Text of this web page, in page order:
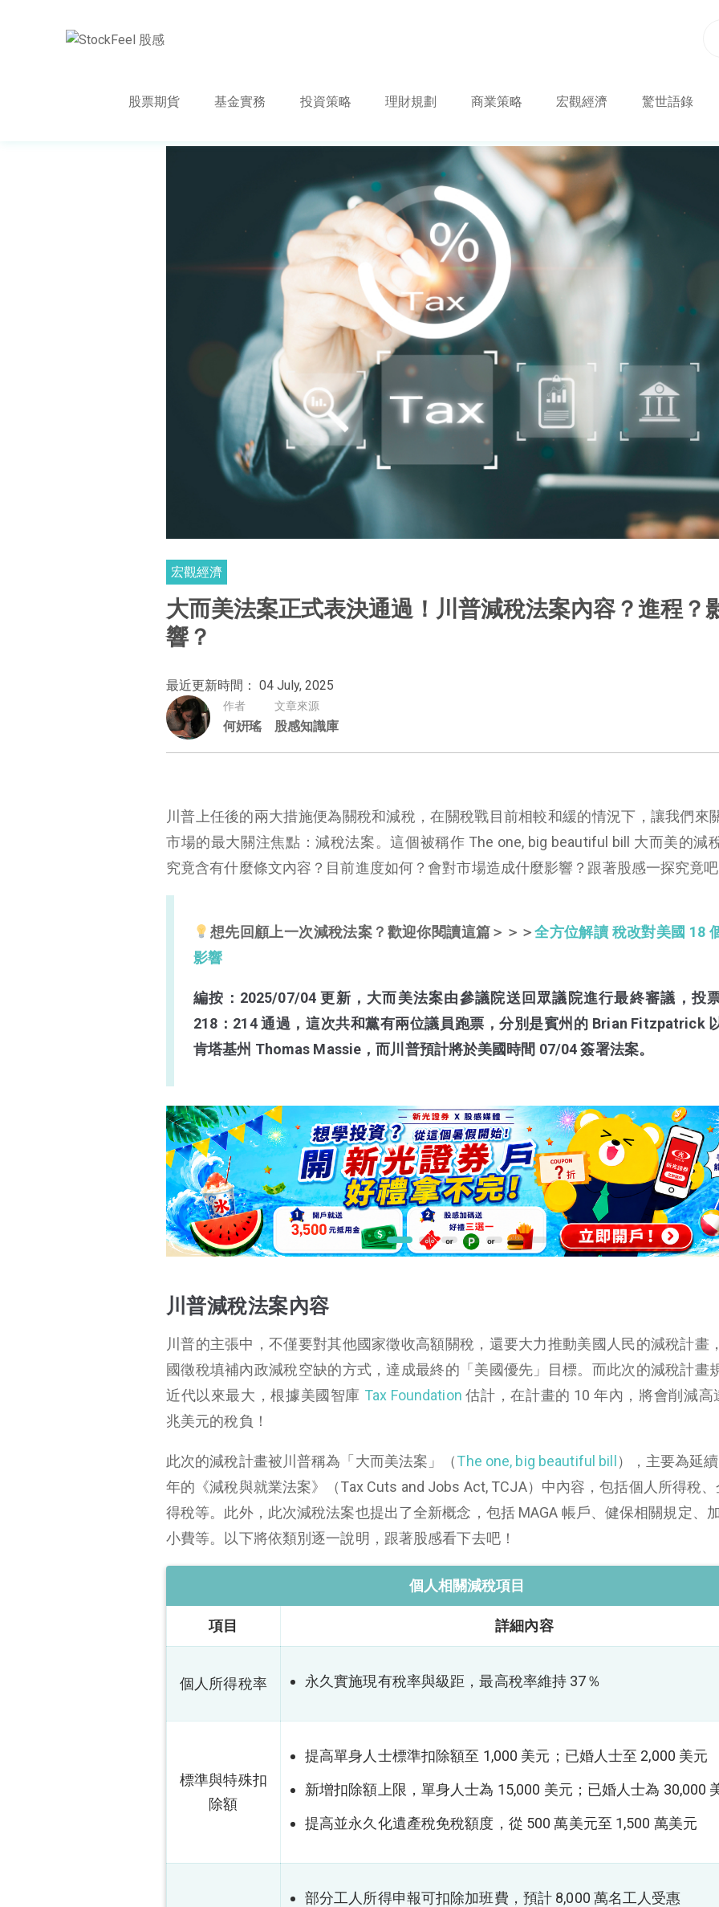
股票期貨 基金實務 投資策略 理財規劃 商業策略 宏觀經濟 驚世語錄
宏觀經濟
大而美法案正式表決通過！川普減稅法案內容？進程？
響？
最近更新時間： 04 July, 2025
作者
何姸瑤
文章來源
股感知識庫
川普上任後的兩大措施便為關稅和減稅，在關稅戰目前相較和緩的情況下，讓我們來
市場的最大關注焦點：減稅法案。這個被稱作 The one, big beautiful bill 大而美的減
究竟含有什麼條文內容？目前進度如何？會對市場造成什麼影響？跟著股感一探究竟
想先回顧上一次減稅法案？歡迎你閱讀這篇＞＞＞全方位解讀 稅改對美國 18
影響
編按：2025/07/04 更新，大而美法案由參議院送回眾議院進行最終審議，投
218：214 通過，這次共和黨有兩位議員跑票，分別是賓州的 Brian Fitzpatrick
肯塔基州 Thomas Massie，而川普預計將於美國時間 07/04 簽署法案。
川普減稅法案內容
川普的主張中，不僅要對其他國家徵收高額關稅，還要大力推動美國人民的減稅計畫
國徵稅填補內政減稅空缺的方式，達成最終的「美國優先」目標。而此次的減稅計畫
近代以來最大，根據美國智庫 Tax Foundation 估計，在計畫的 10 年內，將會削減高
兆美元的稅負！
此次的減稅計畫被川普稱為「大而美法案」（The one, big beautiful bill），主要為延
年的《減稅與就業法案》（Tax Cuts and Jobs Act, TCJA）中內容，包括個人所得稅
得稅等。此外，此次減稅法案也提出了全新概念，包括 MAGA 帳戶、健保相關規定、
小費等。以下將依類別逐一說明，跟著股感看下去吧！
個人相關減稅項目
項目 詳細內容
個人所得稅率 永久實施現有稅率與級距，最高稅率維持 37％
標準與特殊扣
除額
提高單身人士標準扣除額至 1,000 美元；已婚人士至 2,000 美元
新增扣除額上限，單身人士為 15,000 美元；已婚人士為 30,000
提高並永久化遺產稅免稅額度，從 500 萬美元至 1,500 萬美元
部分工人所得申報可扣除加班費，預計 8,000 萬名工人受惠